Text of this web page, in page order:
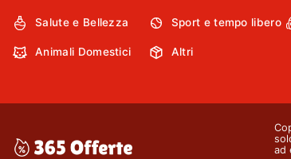
Salute e Bellezza Sport e tempo libero
Animali Domestici Altri
ad